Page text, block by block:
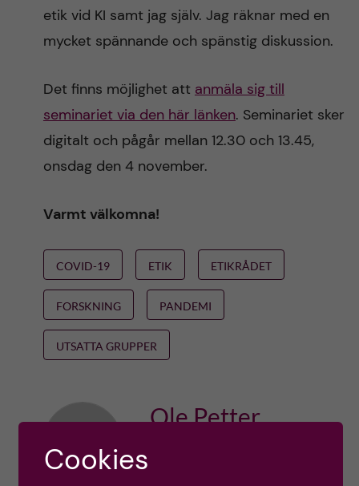
etik vid KI samt jag själv. Jag räknar med en
mycket spännande och spänstig diskussion.
Det finns möjlighet att anmäla sig till
seminariet via den här länken. Seminariet sker
digitalt och pågår mellan 12.30 och 13.45,
onsdag den 4 november.
Varmt välkomna!
COVID-19 ETIK ETIKRÅDET
FORSKNING PANDEMI
UTSATTA GRUPPER
Ole Petter
Cookies